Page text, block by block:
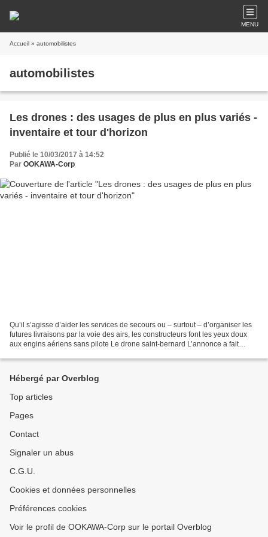
MENU
Accueil » automobilistes
automobilistes
Les drones : des usages de plus en plus variés -
inventaire et tour d'horizon
Publié le 10/03/2017 à 14:52
Par OOKAWA-Corp
Qu’il s’agisse d’aider les services de secours ou – surtout – d’organiser les
futures livraisons par la voie des airs, les constructeurs font les yeux doux
aux engins aériens sans pilote Le drone saint-bernard L’annonce a fait
Hébergé par Overblog
Top articles
Pages
Contact
Signaler un abus
C.G.U.
Cookies et données personnelles
Préférences cookies
Voir le profil de OOKAWA-Corp sur le portail Overblog